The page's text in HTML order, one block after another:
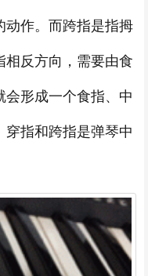
动作。而跨指是指拇
相反方向，需要由食
形成一个食指、中
指和跨指是弹琴中